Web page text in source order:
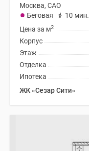
Москва, САО
Беговая
10 мин.
Цена за м2
Корпус
Этаж
Отделка
Ипотека
ЖК «Сезар Сити»